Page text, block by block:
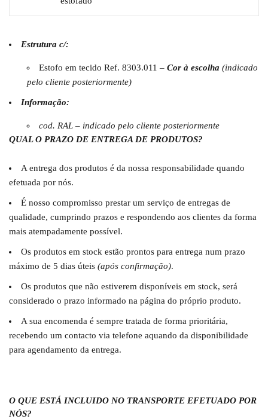
Estrutura c/:
Estofo em tecido Ref. 8303.011 – Cor à escolha (indicado
pelo cliente posteriormente)
Informação:
cod. RAL – indicado pelo cliente posteriormente
QUAL O PRAZO DE ENTREGA DE PRODUTOS?
A entrega dos produtos é da nossa responsabilidade quando
efetuada por nós.
É nosso compromisso prestar um serviço de entregas de
qualidade, cumprindo prazos e respondendo aos clientes da forma
mais atempadamente possível.
Os produtos em stock estão prontos para entrega num prazo
máximo de 5 dias úteis (após confirmação).
Os produtos que não estiverem disponíveis em stock, será
considerado o prazo informado na página do próprio produto.
A sua encomenda é sempre tratada de forma prioritária,
recebendo um contacto via telefone aquando da disponibilidade
para agendamento da entrega.
O QUE ESTÁ INCLUIDO NO TRANSPORTE EFETUADO POR
NÓS?